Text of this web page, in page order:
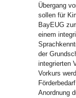
Übergang
sollen für
BayEUG
einem
der
integrierten
Vorkurs
Anordnung